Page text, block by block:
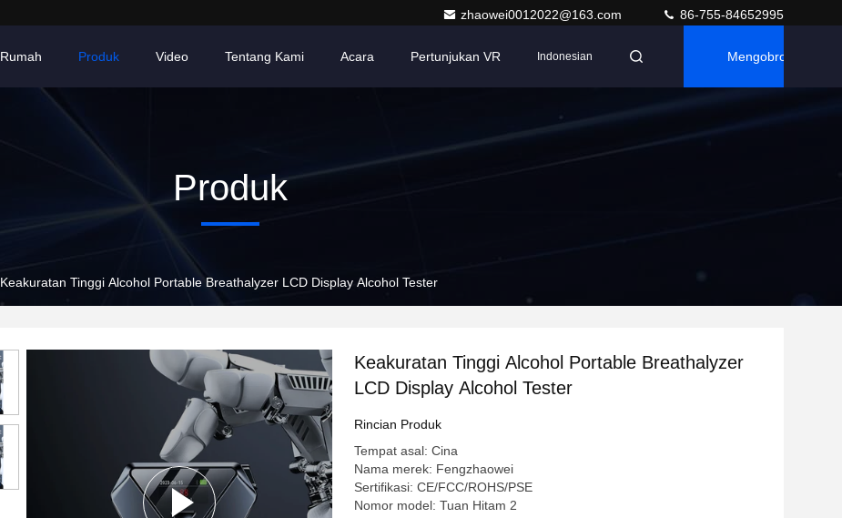
zhaowei0012022@163.com 86-755-84652995
Rumah Produk Video Tentang Kami Acara Pertunjukan VR Indonesian Mengobrol
Produk
Keakuratan Tinggi Alcohol Portable Breathalyzer LCD Display Alcohol Tester
Keakuratan Tinggi Alcohol Portable Breathalyzer
LCD Display Alcohol Tester
Rincian Produk
Tempat asal: Cina
Nama merek: Fengzhaowei
Sertifikasi: CE/FCC/ROHS/PSE
Nomor model: Tuan Hitam 2